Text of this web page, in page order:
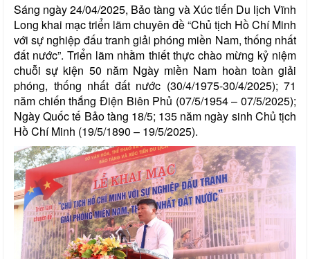
Sáng ngày 24/04/2025, Bảo tàng và Xúc tiến Du lịch Vĩnh
Long khai mạc triển lãm chuyên đề “Chủ tịch Hồ Chí Minh
với sự nghiệp đấu tranh giải phóng miền Nam, thống nhất
đất nước”. Triển lãm nhằm thiết thực chào mừng kỷ niệm
chuỗi sự kiện 50 năm Ngày miền Nam hoàn toàn giải
phóng, thống nhất đất nước (30/4/1975-30/4/2025); 71
năm chiến thắng Điện Biên Phủ (07/5/1954 – 07/5/2025);
Ngày Quốc tế Bảo tàng 18/5; 135 năm ngày sinh Chủ tịch
Hồ Chí Minh (19/5/1890 – 19/5/2025).